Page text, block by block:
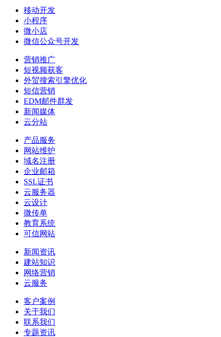
移动开发
小程序
微小店
微信公众号开发
营销推广
短视频获客
外贸搜索引擎优化
短信营销
EDM邮件群发
新闻媒体
云分站
产品服务
网站维护
域名注册
企业邮箱
SSL证书
云服务器
云设计
微传单
教育系统
可信网站
新闻资讯
建站知识
网络营销
云服务
客户案例
关于我们
联系我们
专题资讯